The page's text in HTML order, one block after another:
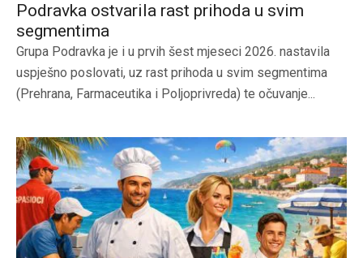
Podravka ostvarila rast prihoda u svim
segmentima
Grupa Podravka je i u prvih šest mjeseci 2026. nastavila
uspješno poslovati, uz rast prihoda u svim segmentima
(Prehrana, Farmaceutika i Poljoprivreda) te očuvanje...